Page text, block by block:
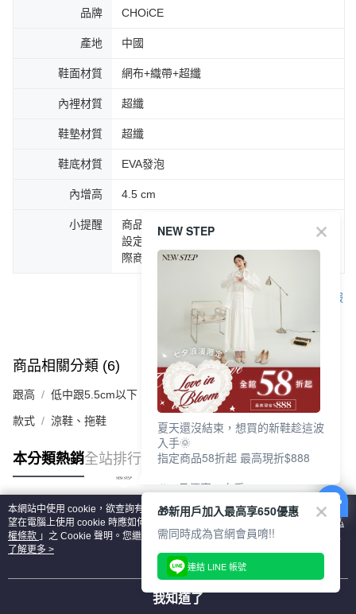
品牌 CHOiCE
產地 中國
鞋面材質 網布+織帶+超纖
內裡材質 超纖
鞋墊材質 超纖
鞋底材質 EVA發泡
內增高 4.5 cm
小提醒
商品圖片顏色會因拍攝燈光環境或個人螢幕
設定不同，而造成部份色差現象，顏色以實
際商品為主。
客服
商品相關分類 (6) 查看全部
跟高 低中跟5.5cm以下
款式 涼鞋、拖鞋
本分類熱銷全站排行
熱門標籤
本網站中使用 cookie，欲查詢有關本網站使用 cookie 方式之詳情，及若您不希
望在電腦上使用 cookie 時應如何變更電腦的 cookie 設定，請參閱本網站「
隱私
權條款 」之 Cookie 聲明。您繼續使用本網站即表示您同意本公司得按本網站使
用條款之 Cookie 聲明使用 cookie。
了解更多 >
我知道了
NEW STEP
夏天還沒結束，想買的新鞋趁這波
入手🌞
指定商品58折起 最高現折$888
🎉 8月優惠一次看
①LINE購物最高10%回饋
②每周限定品現折200
③指定商品58折起 最高現折$888
上班鞋、休閒鞋、涼鞋一次逛齊
好搭、出遊好走、聚會也漂亮
🎁新用戶加入最高享650優惠
需同時成為官網會員唷!!
連結 LINE 帳號